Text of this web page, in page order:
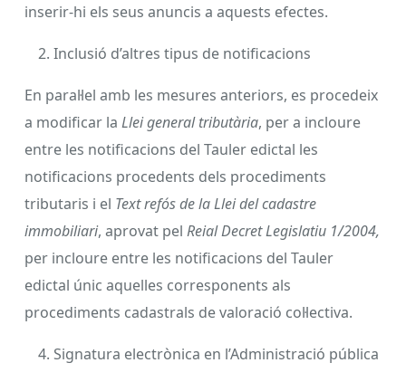
inserir-hi els seus anuncis a aquests efectes.
Inclusió d’altres tipus de notificacions
En paral·lel amb les mesures anteriors, es procedeix
a modificar la Llei general tributària, per a incloure
entre les notificacions del Tauler edictal les
notificacions procedents dels procediments
tributaris i el Text refós de la Llei del cadastre
immobiliari, aprovat pel Reial Decret Legislatiu 1/2004,
per incloure entre les notificacions del Tauler
edictal únic aquelles corresponents als
procediments cadastrals de valoració col·lectiva.
Signatura electrònica en l’Administració pública